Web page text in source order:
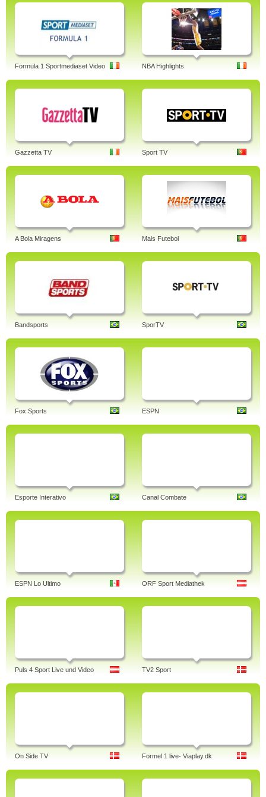
Formula 1 Sportmediaset Video NBA Highlights
Gazzetta TV Sport TV
A Bola Miragens Mais Futebol
Bandsports SporTV
Fox Sports ESPN
Esporte Interativo Canal Combate
ESPN Lo Ultimo ORF Sport Mediathek
Puls 4 Sport Live und Video TV2 Sport
On Side TV Formel 1 live- Viaplay.dk